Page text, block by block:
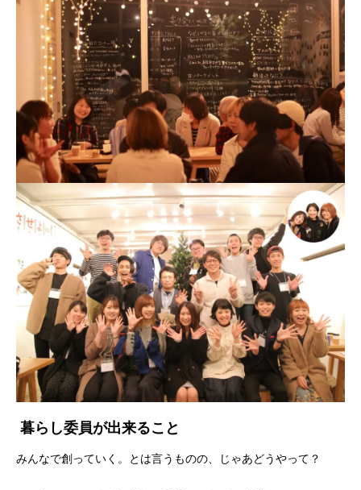
暮らし委員が出来ること
みんなで創っていく。とは言うものの、じゃあどうやって？